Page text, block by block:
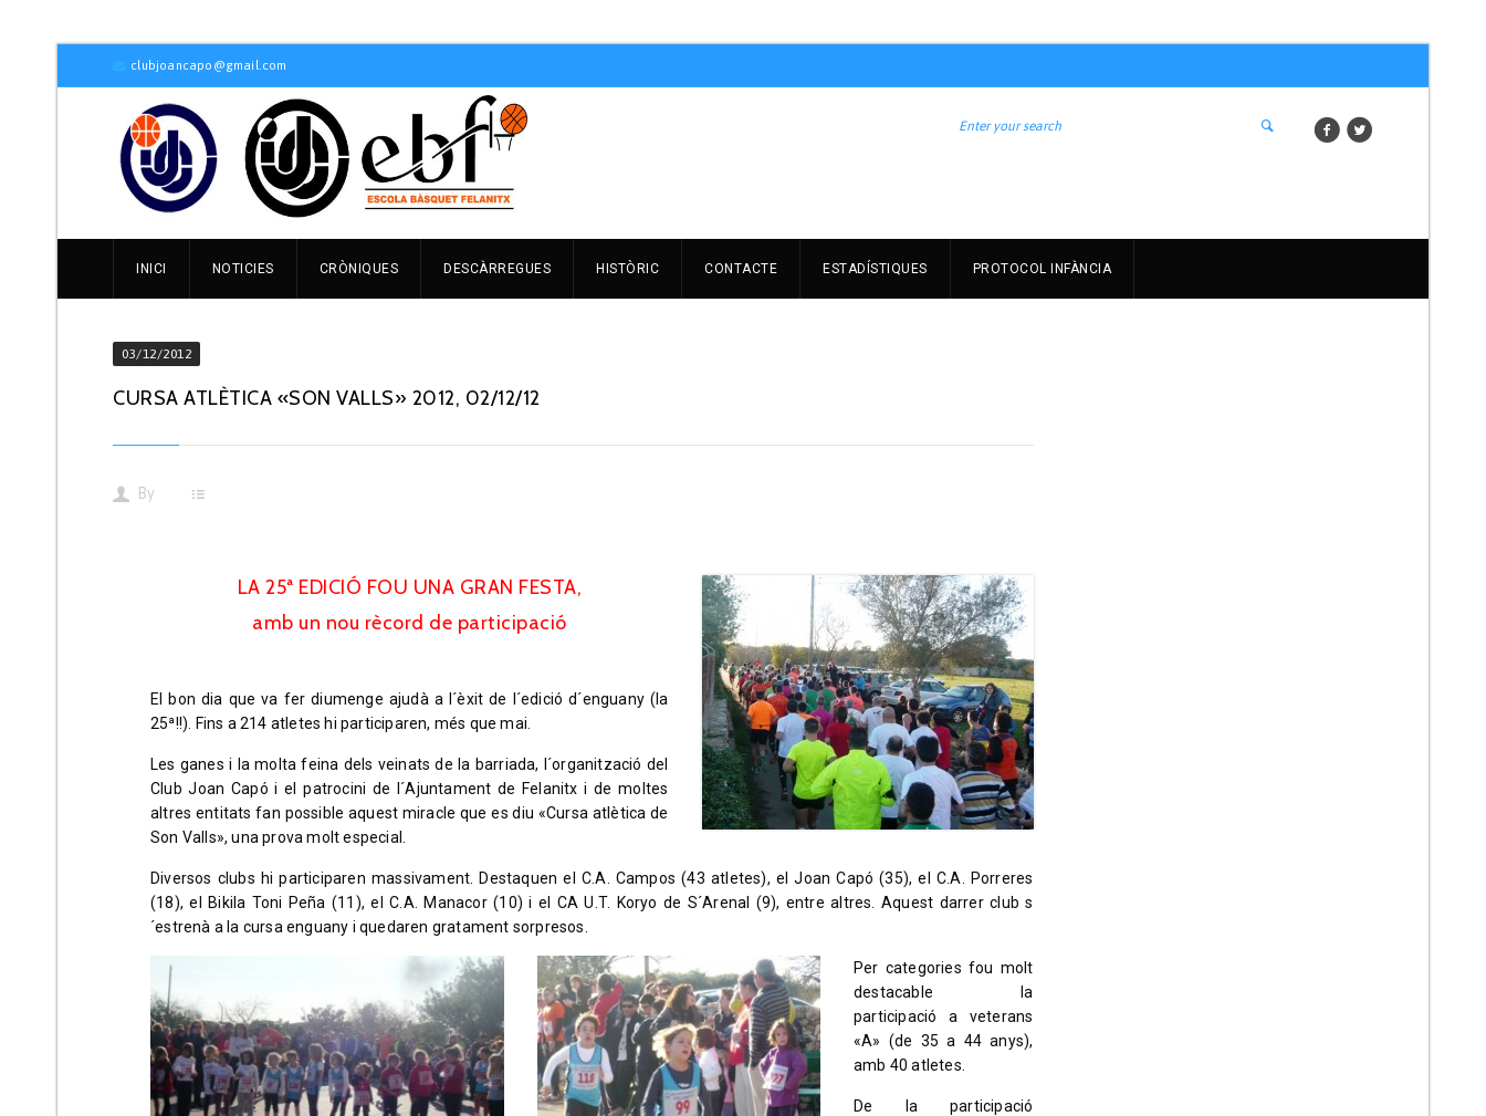
clubjoancapo@gmail.com
INICI NOTICIES CRÒNIQUES DESCÀRREGUES HISTÒRIC CONTACTE ESTADÍSTIQUES PROTOCOL INFÀNCIA
03/12/2012
CURSA ATLÈTICA «SON VALLS» 2012, 02/12/12
By
LA 25ª EDICIÓ FOU UNA GRAN FESTA,
amb un nou rècord de participació
El bon dia que va fer diumenge ajudà a l´èxit de l´edició d´enguany (la
25ª!!). Fins a 214 atletes hi participaren, més que mai.
Les ganes i la molta feina dels veinats de la barriada, l´organització del
Club Joan Capó i el patrocini de l´Ajuntament de Felanitx i de moltes
altres entitats fan possible aquest miracle que es diu «Cursa atlètica de
Son Valls», una prova molt especial.
Diversos clubs hi participaren massivament. Destaquen el C.A. Campos (43 atletes), el Joan Capó (35), el C.A. Porreres
(18), el Bikila Toni Peña (11), el C.A. Manacor (10) i el CA U.T. Koryo de S´Arenal (9), entre altres. Aquest darrer club s
´estrenà a la cursa enguany i quedaren gratament sorpresos.
Per categories fou molt
destacable la
participació a veterans
«A» (de 35 a 44 anys),
amb 40 atletes.
De la participació